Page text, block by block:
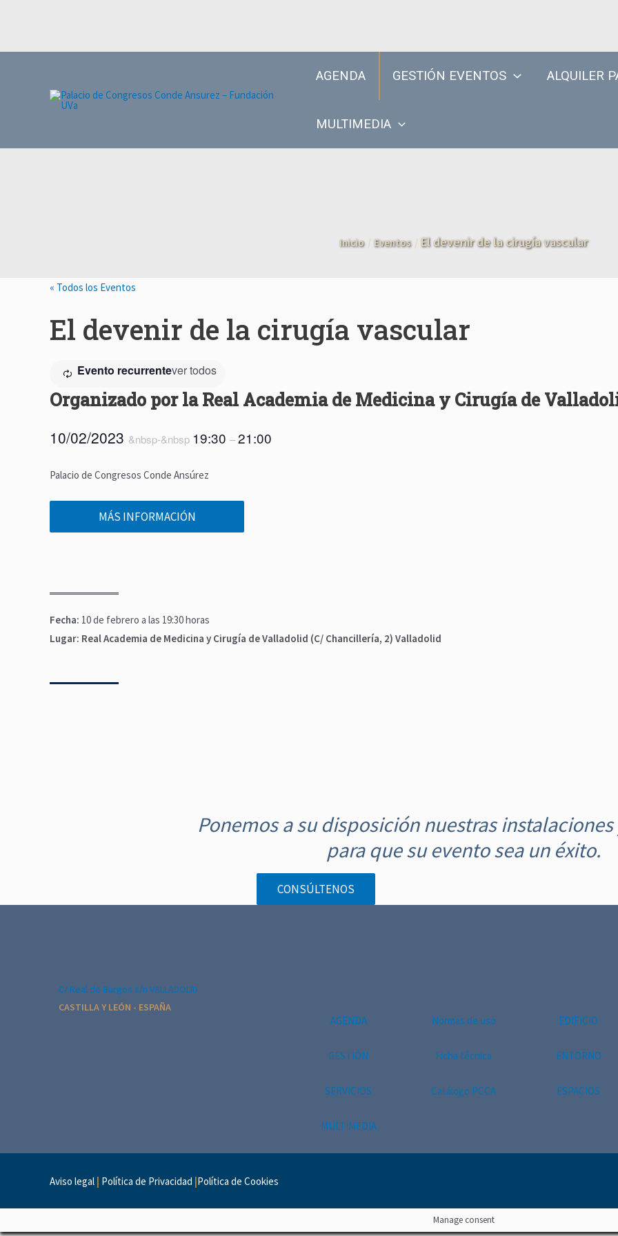
AGENDA GESTIÓN EVENTOS ALQUILER
MULTIMEDIA
Inicio Eventos El devenir de la cirugía vascular
« Todos los Eventos
El devenir de la cirugía vascular
Evento recurrentever todos
Organizado por la Real Academia de Medicina y Cirugía de
10/02/2023 &nbsp-&nbsp 19:30 –21:00
Palacio de Congresos Conde Ansúrez
MÁS INFORMACIÓN
Fecha: 10 de febrero a las 19:30 horas
Lugar: Real Academia de Medicina y Cirugía de Valladolid (C/ Chancillería, 2) Valladolid
a
n
e
n
Ponemos a su disposición nuestras
para que su evento sea un éxito.
CONSÚLTENOS
C/ Real de Burgos s/n VALLADOLID
CASTILLA Y LEÓN - ESPAÑA
AGENDA
GESTIÓN
SERVICIOS
MULTIMEDIA
Normas de uso
Ficha técnica
Catálogo PCCA
EDIFICIO
ENTORNO
ESPACIOS
Aviso legal | Política de Privacidad |Política de Cookies
Manage consent